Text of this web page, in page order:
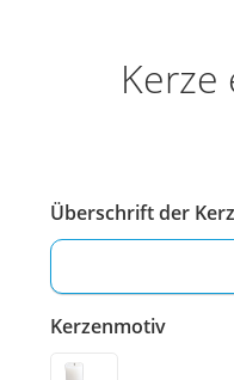
Überschrift der
Kerzenmotiv